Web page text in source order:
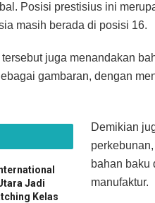
Posisi prestisius ini
masih berada di posisi 16.
juga menandakan
gambaran, dengan
Jadi
Kelas
Demikian
bahan baku
manufaktur.